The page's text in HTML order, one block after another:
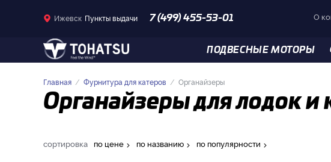
Ижевск Пункты выдачи 7 (499) 455-53-01 О
ПОДВЕСНЫЕ МОТОРЫ
Главная Фурнитура для катеров Органайзеры
Органайзеры для лодок и
сортировка по цене по названию по популярности